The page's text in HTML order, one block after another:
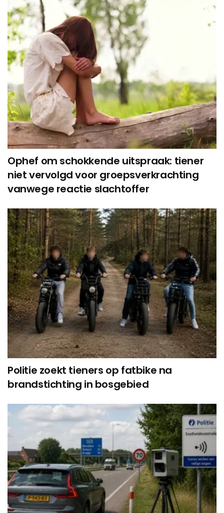
Ophef om schokkende uitspraak: tiener
niet vervolgd voor groepsverkrachting
vanwege reactie slachtoffer
Politie zoekt tieners op fatbike na
brandstichting in bosgebied